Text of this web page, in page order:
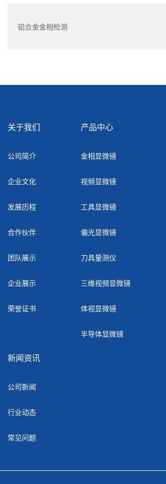
铝合金金相检测
关于我们
公司简介
企业文化
发展历程
合作伙伴
团队展示
企业展示
荣誉证书
产品中心
金相显微镜
视频显微镜
工具显微镜
偏光显微镜
刀具量测仪
三维视频显微镜
体视显微镜
半导体显微镜
新闻资讯
公司新闻
行业动态
常见问题